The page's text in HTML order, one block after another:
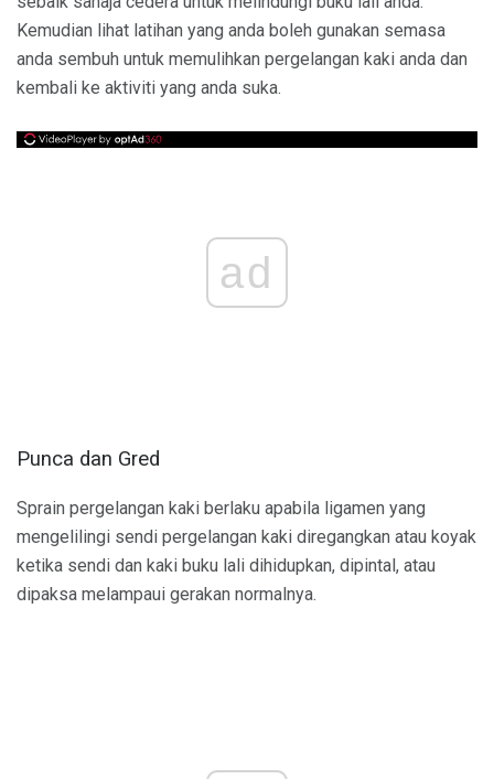
Kemudian lihat latihan yang anda boleh gunakan semasa
anda sembuh untuk memulihkan pergelangan kaki anda dan
kembali ke aktiviti yang anda suka.
ad
Punca dan Gred
Sprain pergelangan kaki berlaku apabila ligamen yang
mengelilingi sendi pergelangan kaki diregangkan atau koyak
ketika sendi dan kaki buku lali dihidupkan, dipintal, atau
dipaksa melampaui gerakan normalnya.